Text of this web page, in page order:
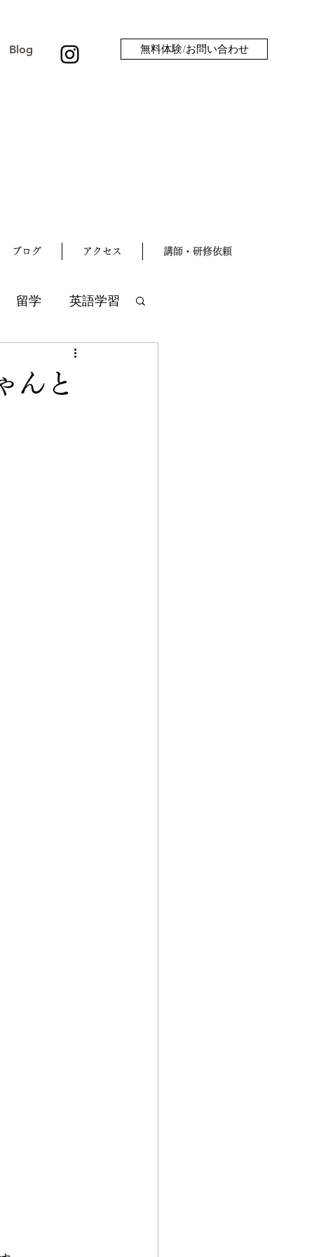
Blog 無料体験/お問い合わせ
ブログ アクセス 講師・研修依頼
留学 英語学習
んと